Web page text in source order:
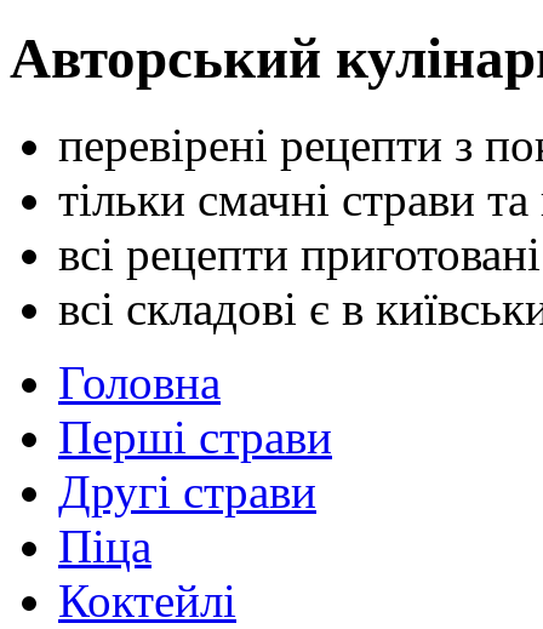
Авторський
перевірені рецепти з
тільки смачні страви та
всі рецепти
всі складові є в
Головна
Перші страви
Другі страви
Піца
Коктейлі